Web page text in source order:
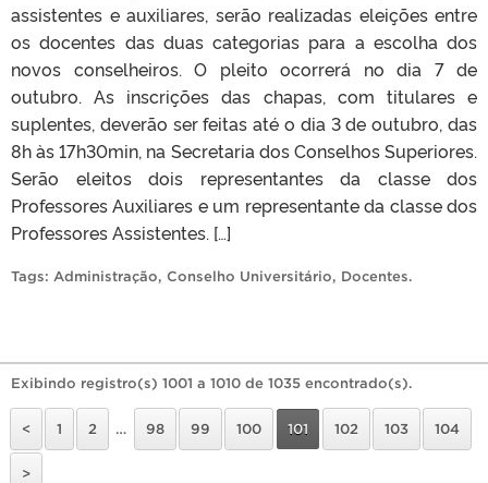
assistentes e auxiliares, serão realizadas eleições entre
os docentes das duas categorias para a escolha dos
novos conselheiros. O pleito ocorrerá no dia 7 de
outubro. As inscrições das chapas, com titulares e
suplentes, deverão ser feitas até o dia 3 de outubro, das
8h às 17h30min, na Secretaria dos Conselhos Superiores.
Serão eleitos dois representantes da classe dos
Professores Auxiliares e um representante da classe dos
Professores Assistentes. […]
Tags: Administração, Conselho Universitário, Docentes.
Exibindo registro(s) 1001 a 1010 de 1035 encontrado(s).
< 1 2 … 98 99 100 101 102 103 104
>